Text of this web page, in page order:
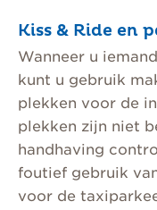
Kiss & Ride en
Wanneer u
kunt u gebruik
plekken voor de
plekken zijn niet
handhaving
foutief gebruik
voor de